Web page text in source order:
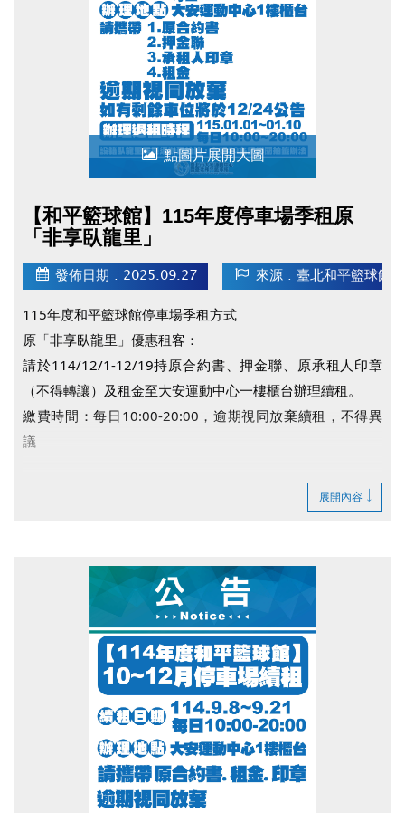
條件是否符合（詳情請參照租用抽籤辦法），不符
規定者皆視同放棄，不得異議
點圖片展開大圖
【和平籃球館】115年度停車場季租原
「非享臥龍里」
發佈日期 : 2025.09.27 來源 : 臺北和平籃球館
115年度和平籃球館停車場季租方式
原「非享臥龍里」優惠租客：
請於114/12/1-12/19持原合約書、押金聯、原承租人印章
（不得轉讓）及租金至大安運動中心一樓櫃台辦理續租。
繳費時間：每日10:00-20:00，逾期視同放棄續租，不得異
議
展開內容